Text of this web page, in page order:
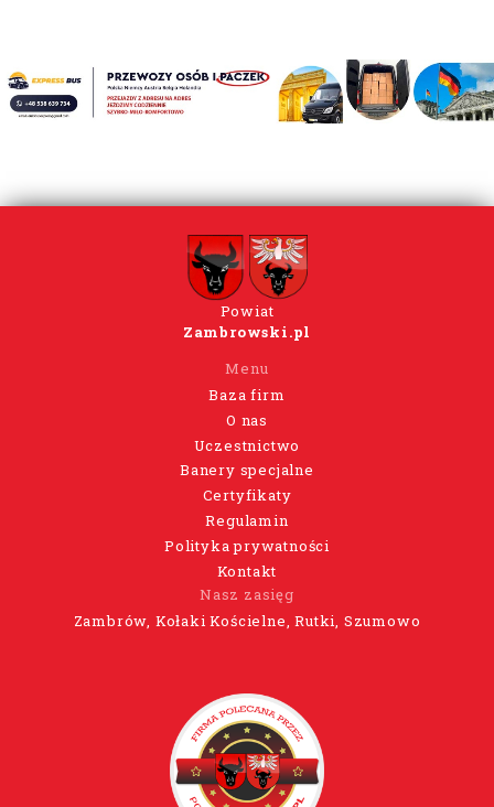
Powiat
Zambrowski.pl
Menu
Baza firm
O nas
Uczestnictwo
Banery specjalne
Certyfikaty
Regulamin
Polityka prywatności
Kontakt
Nasz zasięg
Zambrów, Kołaki Kościelne, Rutki, Szumowo